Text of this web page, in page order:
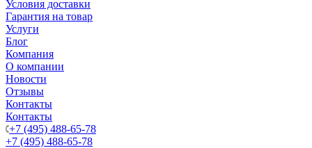
Условия доставки
Гарантия на товар
Услуги
Блог
Компания
О компании
Новости
Отзывы
Контакты
Контакты
+7 (495) 488-65-78
+7 (495) 488-65-78